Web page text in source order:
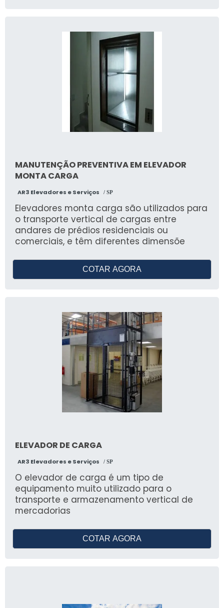
MANUTENÇÃO PREVENTIVA EM ELEVADOR
MONTA CARGA
AR3 Elevadores e Serviços / SP
Elevadores monta carga são utilizados para
o transporte vertical de cargas entre
andares de prédios residenciais ou
comerciais, e têm diferentes dimensõe
COTAR AGORA
ELEVADOR DE CARGA
AR3 Elevadores e Serviços / SP
O elevador de carga é um tipo de
equipamento muito utilizado para o
transporte e armazenamento vertical de
mercadorias
COTAR AGORA